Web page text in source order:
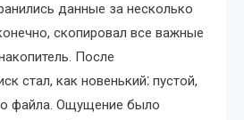
данные за несколько
скопировал все важные
После
стал, как новенький⁚ пустой,
файла. Ощущение было